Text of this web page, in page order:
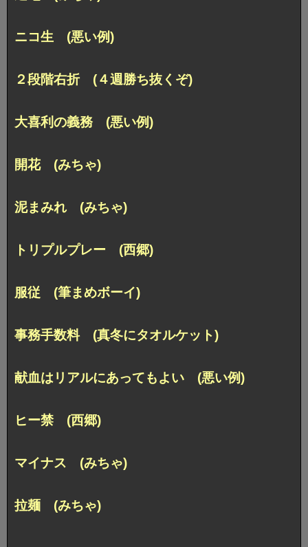
ニコ生 (悪い例)
２段階右折 (４週勝ち抜くぞ)
大喜利の義務 (悪い例)
開花 (みちゃ)
泥まみれ (みちゃ)
トリプルプレー (西郷)
服従 (筆まめボーイ)
事務手数料 (真冬にタオルケット)
献血はリアルにあってもよい (悪い例)
ヒー禁 (西郷)
マイナス (みちゃ)
拉麺 (みちゃ)